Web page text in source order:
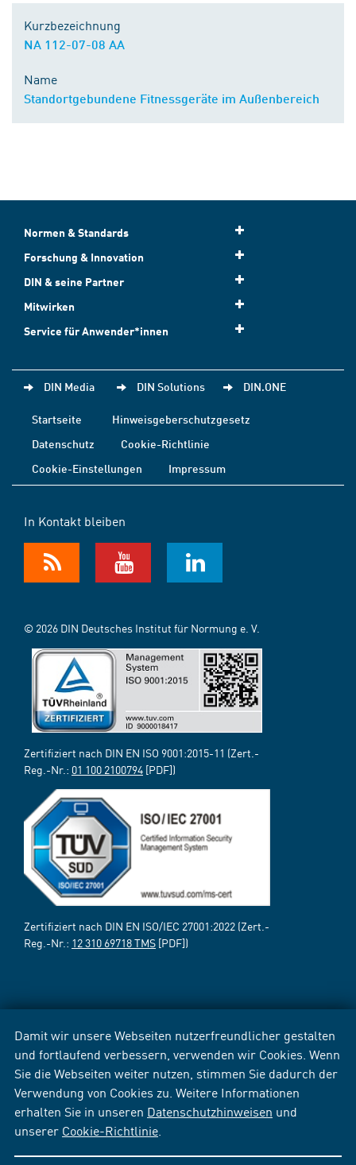
Damit wir unsere Webseiten nutzerfreundlicher gestalten
und fortlaufend verbessern, verwenden wir Cookies. Wenn
Sie die Webseiten weiter nutzen, stimmen Sie dadurch der
Verwendung von Cookies zu. Weitere Informationen
erhalten Sie in unseren Datenschutzhinweisen und
unserer Cookie-Richtlinie
Kurzbezeichnung
NA 112-07-08 AA
Name
Standortgebundene Fitnessgeräte im Außenbereich
Normen & Standards
Forschung & Innovation
DIN & seine Partner
Mitwirken
Service für Anwender*innen
DIN Media DIN Solutions DIN.ONE
Startseite
Hinweisgeberschutzgesetz
Datenschutz
Cookie-Richtlinie
Cookie-Einstellungen
Impressum
In Kontakt bleiben
© 2026 DIN Deutsches Institut für Normung e. V.
Zertifiziert nach DIN EN ISO 9001:2015-11 (Zert.-
Reg.-Nr.: 01 100 2100794 [PDF])
Zertifiziert nach DIN EN ISO/IEC 27001:2022 (Zert.-
Reg.-Nr.: 12 310 69718 TMS [PDF])